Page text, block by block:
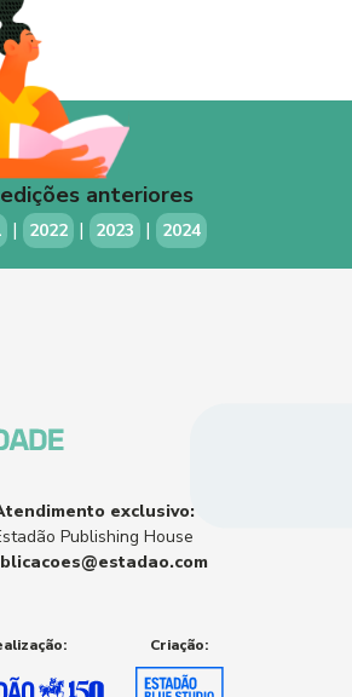
anteriores
| 2022 | 2023 | 2024
exclusivo:
Publishing House
Criação: